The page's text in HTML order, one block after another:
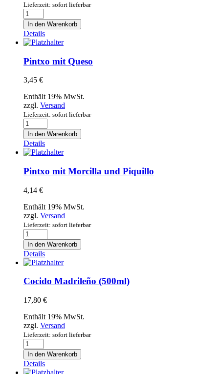
Lieferzeit: sofort lieferbar
Racion
de
Calamares
Menge
In den Warenkorb
Details
Pintxo mit Queso
3,45 €
Enthält 19% MwSt.
zzgl. Versand
Lieferzeit: sofort lieferbar
Pintxo
mit
Queso
Menge
In den Warenkorb
Details
Pintxo mit Morcilla und Piquillo
4,14 €
Enthält 19% MwSt.
zzgl. Versand
Lieferzeit: sofort lieferbar
Pintxo
mit
Morcilla
und
Piquillo
Menge
In den Warenkorb
Details
Cocido Madrileño (500ml)
17,80 €
Enthält 19% MwSt.
zzgl. Versand
Lieferzeit: sofort lieferbar
Cocido
Madrileño
(500ml)
Menge
In den Warenkorb
Details